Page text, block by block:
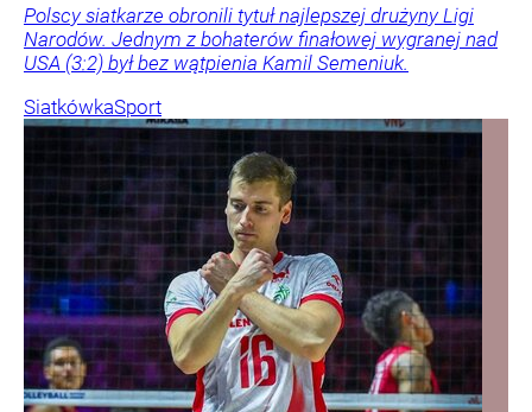
Polscy siatkarze obronili tytuł najlepszej drużyny Ligi
Narodów. Jednym z bohaterów finałowej wygranej nad
USA (3:2) był bez wątpienia Kamil Semeniuk.
SiatkówkaSport